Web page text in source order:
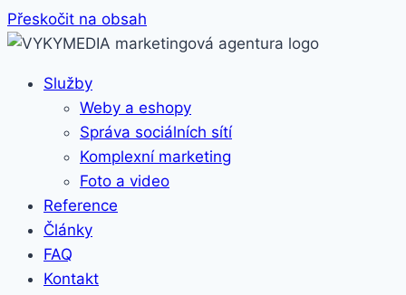
Přeskočit na obsah
Služby
Weby a eshopy
Správa sociálních sítí
Komplexní marketing
Foto a video
Reference
Články
FAQ
Kontakt